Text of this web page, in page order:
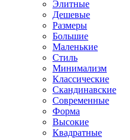
Элитные
Дешевые
Размеры
Большие
Маленькие
Стиль
Минимализм
Классические
Скандинавские
Современные
Форма
Высокие
Квадратные